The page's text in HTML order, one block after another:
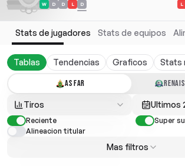
W D D L D L
Stats de jugadores Stats de equipos
Tablas Tendencias Graficos Stats
AS FAR
Tiros Ultimos
Reciente
Super
Alineacion titular
Mas filtros